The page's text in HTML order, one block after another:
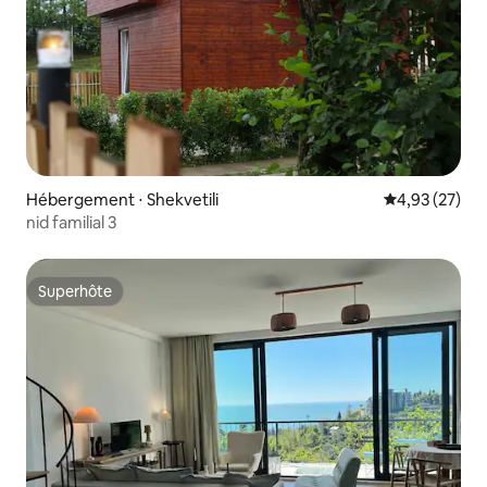
Hébergement ⋅ Shekvetili Évaluation
4,93 (27)
nid familial 3
Superhôte
Superhôte